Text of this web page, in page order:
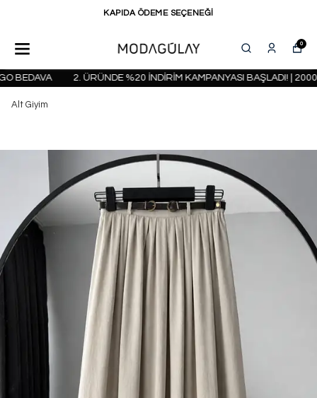
KAPIDA ÖDEME SEÇENEĞİ
0
2. ÜRÜNDE %20 İNDİRİM KAMPANYASI BAŞLADI! | 2000
Alt Giyim